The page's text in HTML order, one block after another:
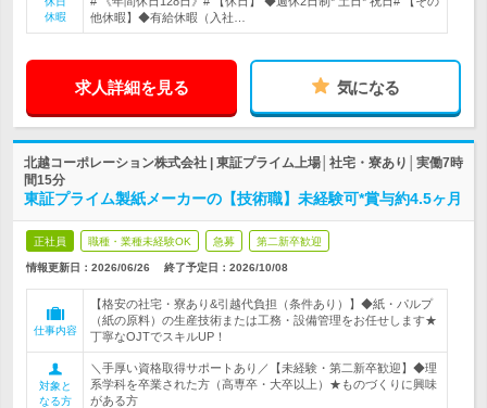
休暇
他休暇】◆有給休暇（入社…
求人詳細を見る 気になる
北越コーポレーション株式会社 | 東証プライム上場│社宅・寮あり│実働7時
間15分
東証プライム製紙メーカーの【技術職】未経験可*賞与約4.5ヶ月
正社員 職種・業種未経験OK 急募 第二新卒歓迎
情報更新日：2026/06/26 終了予定日： 2026/10/08
仕事内容
【格安の社宅・寮あり&引越代負担（条件あり）】◆紙・パルプ
（紙の原料）の生産技術または工務・設備管理をお任せします★
丁寧なOJTでスキルUP！
対象と
なる方
＼手厚い資格取得サポートあり／【未経験・第二新卒歓迎】◆理
系学科を卒業された方（高専卒・大卒以上）★ものづくりに興味
がある方